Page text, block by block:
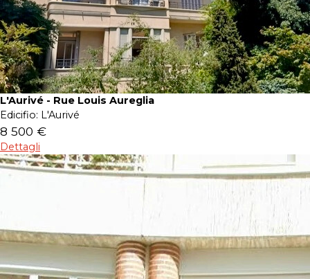
L'Aurivé - Rue Louis Aureglia
Edicifio: L'Aurivé
8 500 €
Dettagli